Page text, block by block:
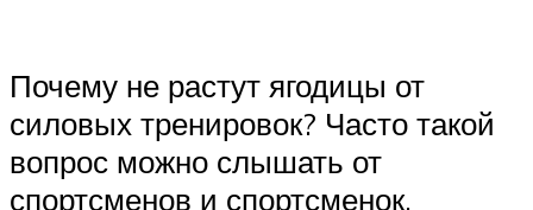
Почему не растут ягодицы от
силовых тренировок? Часто такой
вопрос можно слышать от
спортсменов и спортсменок,